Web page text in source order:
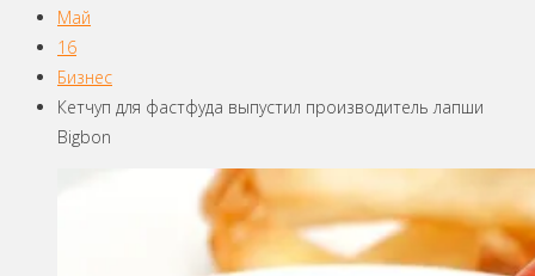
Май
16
Бизнес
Кетчуп для фастфуда выпустил производитель лапши
Bigbon